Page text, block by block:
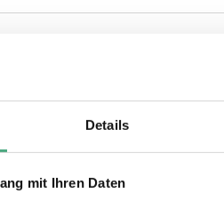
Details
mit Ihren Daten
auch